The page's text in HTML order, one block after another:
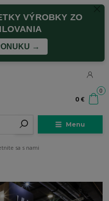
VÝROBKY ZO
→
Menu
0
0 €
sa s nami